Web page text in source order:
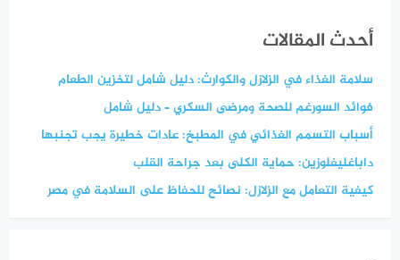
أحدث المقالات
سلامة الغذاء في الزلازل والكوارث: دليل شامل لتخزين الطعام
فوائد السورغم للصحة ومرضى السكري – دليل شامل
أسباب التسمم الغذائي في المطبخ: عادات خطيرة يجب تجنبها
داباغليفلوزين: حماية الكلى بعد جراحة القلب
كيفية التعامل مع الزلازل: نصائح للحفاظ على السلامة في مصر